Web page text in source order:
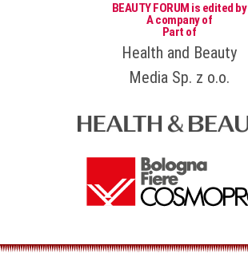
BEAUTY FORUM is edited by
A company of
Part of
Health and Beauty
Media Sp. z o.o.